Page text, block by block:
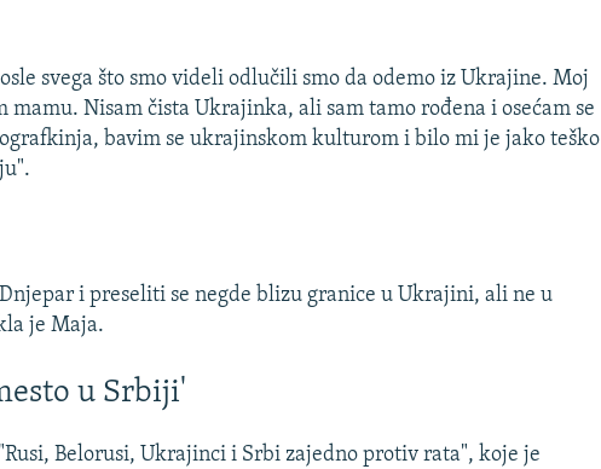
svega što smo videli odlučili smo da odemo iz Ukrajine. Moj
mamu. Nisam čista Ukrajinka, ali sam tamo rođena i osećam se
bavim se ukrajinskom kulturom i bilo mi je jako teško
i preseliti se negde blizu granice u Ukrajini, ali ne u
je Maja.
u Srbiji'
Belorusi, Ukrajinci i Srbi zajedno protiv rata", koje je